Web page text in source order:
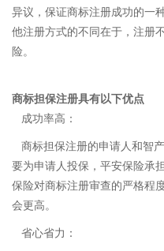
异议，保证商标注册成功的一
他注册方式的不同在于，注册
险。
商标担保注册具有以下优点
成功率高：
商标担保注册的申请人和智
要为申请人投保，平安保险承
保险对商标注册审查的严格程
会更高。
省心省力：